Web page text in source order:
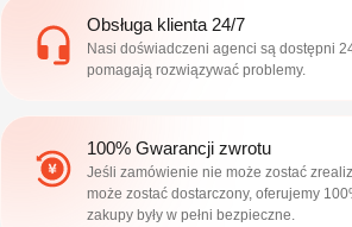
Obsługa klienta 24/7
Nasi doświadczeni agenci są dostępni
pomagają rozwiązywać problemy.
100% Gwarancji zwrotu
Jeśli zamówienie nie może zostać
może zostać dostarczony, oferujemy
zakupy były w pełni bezpieczne.